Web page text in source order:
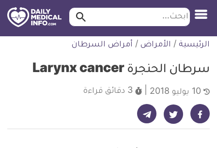
التخطي
للمحتوى
ابحث ابحث…
الرئيسية / الأمراض / أمراض السرطان
سرطان الحنجرة Larynx cancer
3 دقائق قراءة
شارك على فيسبوك - ديلي ميديكال انفو شارك على تويتر - ديلي ميديكال انفو شارك على تيليجرام - ديلي ميديكال انفو